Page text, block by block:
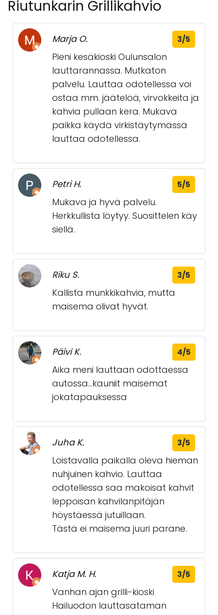
Riutunkarin Grillikahvio
Marja O. 3/5
Pieni kesäkioski Oulunsalon
lauttarannassa. Mutkaton
palvelu. Lauttaa odotellessa voi
ostaa mm. jäätelöä, virvokkeita ja
kahvia pullaan kera. Mukava
paikka käydä virkistäytymässä
lauttaa odotellessa.
Petri H. 5/5
Mukava ja hyvä palvelu.
Herkkullista löytyy. Suosittelen käy
siellä.
Riku S. 3/5
Kallista munkkikahvia, mutta
maisema olivat hyvät.
Päivi K. 4/5
Aika meni lauttaan odottaessa
autossa...kauniit maisemat
jokatapauksessa
Juha K. 3/5
Loistavalla paikalla oleva hieman
nuhjuinen kahvio. Lauttaa
odotellessa saa makoisat kahvit
leppoisan kahvilanpitäjän
höystäessä jutuillaan.
Tästä ei maisema juuri parane.
Katja M. H. 3/5
Vanhan ajan grilli-kioski
Hailuodon lauttasataman